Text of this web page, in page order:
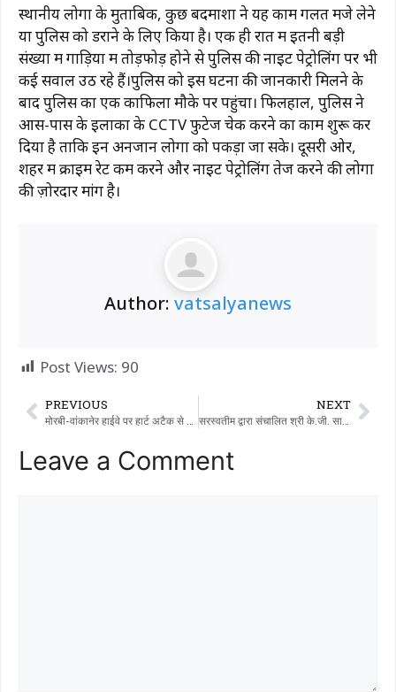
स्थानीय लोगों के मुताबिक, कुछ बदमाशों ने यह काम गलत मजे लेने
या पुलिस को डराने के लिए किया है। एक ही रात में इतनी बड़ी
संख्या में गाड़ियों में तोड़फोड़ होने से पुलिस की नाइट पेट्रोलिंग पर भी
कई सवाल उठ रहे हैं।पुलिस को इस घटना की जानकारी मिलने के
बाद पुलिस का एक काफिला मौके पर पहुंचा। फिलहाल, पुलिस ने
आस-पास के इलाकों के CCTV फुटेज चेक करने का काम शुरू कर
दिया है ताकि इन अनजान लोगों को पकड़ा जा सके। दूसरी ओर,
शहर में क्राइम रेट कम करने और नाइट पेट्रोलिंग तेज करने की लोगों
की ज़ोरदार मांग है।
Author: vatsalyanews
Post Views: 90
PREVIOUS NEXT
सरस्वतीम द्वारा संचालित श्री के.जी. सावला हाई स्कूल, रमनिया में तिरंगा कार्यक्रम का आयोजन किया गया।
Leave a Comment